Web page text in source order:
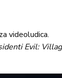
videoludica.
Evil: